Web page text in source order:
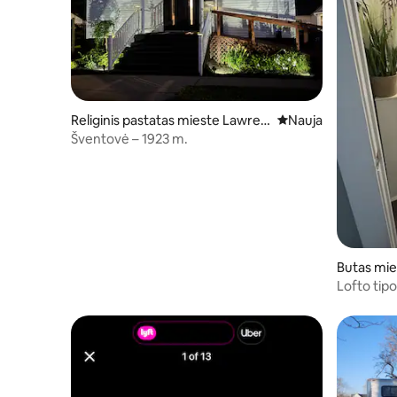
Religinis pastatas mieste Lawren
ceville
Nauja vieta apsistoti
Nauja
Šventovė – 1923 m.
Butas
Lofto